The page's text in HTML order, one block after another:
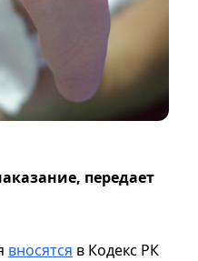
передает
вносятся в Кодекс РК